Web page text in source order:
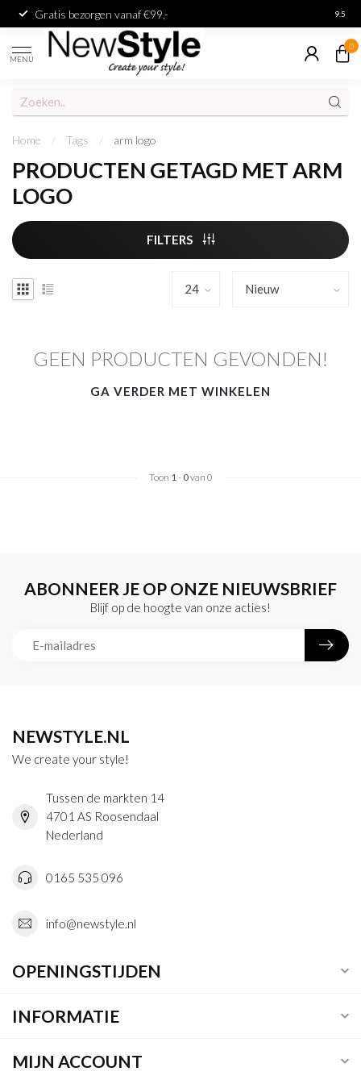
Gratis bezorgen vanaf €99,- 9.5
MENU
0
Home / Tags / arm logo
PRODUCTEN GETAGD MET ARM
LOGO
FILTERS
GEEN PRODUCTEN GEVONDEN!
GA VERDER MET WINKELEN
Toon 1- 0van 0
ABONNEER JE OP ONZE NIEUWSBRIEF
Blijf op de hoogte van onze acties!
NEWSTYLE.NL
We create your style!
Tussen de markten 14
4701 AS Roosendaal
Nederland
0165 535 096
info@newstyle.nl
OPENINGSTIJDEN
INFORMATIE
MIJN ACCOUNT